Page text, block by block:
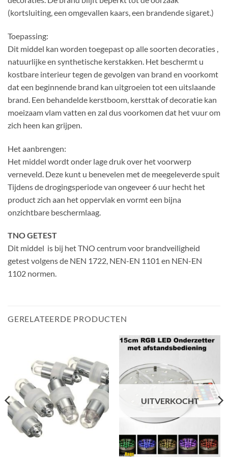
(kortsluiting, een omgevallen kaars, een brandende sigaret.)
Toepassing:
Dit middel kan worden toegepast op alle soorten decoraties ,
natuurlijke en synthetische kerstakken. Het beschermt u
kostbare interieur tegen de gevolgen van brand en voorkomt
dat een beginnende brand kan uitgroeien tot een uitslaande
brand. Een behandelde kerstboom, kersttak of decoratie kan
moeizaam vlam vatten en zal dus voorkomen dat het vuur om
zich heen kan grijpen.
Het aanbrengen:
Het middel wordt onder lage druk over het voorwerp
verneveld. Deze kunt u benevelen met de meegeleverde spuit
Tijdens de drogingsperiode van ongeveer 6 uur hecht het
product zich aan het oppervlak en vormt een bijna
onzichtbare beschermlaag.
TNO GETEST
Dit middel is bij het TNO centrum voor brandveiligheid
getest volgens de NEN 1722, NEN-EN 1101 en NEN-EN
1102 normen.
GERELATEERDE PRODUCTEN
UITVERKOCHT